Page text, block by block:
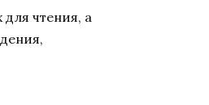
чтения, а